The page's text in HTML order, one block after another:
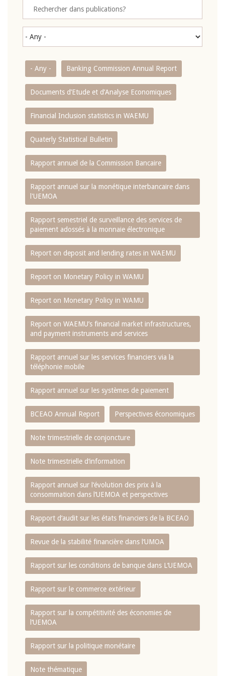
- Any - Banking Commission Annual Report
Documents d’Etude et d’Analyse Economiques
Financial Inclusion statistics in WAEMU
Quaterly Statistical Bulletin
Rapport annuel de la Commission Bancaire
Rapport annuel sur la monétique interbancaire dans
l'UEMOA
Rapport semestriel de surveillance des services de
paiement adossés à la monnaie électronique
Report on deposit and lending rates in WAEMU
Report on Monetary Policy in WAMU
Report on Monetary Policy in WAMU
Report on WAEMU’s financial market infrastructures,
and payment instruments and services
Rapport annuel sur les services financiers via la
téléphonie mobile
Rapport annuel sur les systèmes de paiement
BCEAO Annual Report Perspectives économiques
Note trimestrielle de conjoncture
Note trimestrielle d‘information
Rapport annuel sur l‘évolution des prix à la
consommation dans l‘UEMOA et perspectives
Rapport d‘audit sur les états financiers de la BCEAO
Revue de la stabilité financière dans l‘UMOA
Rapport sur les conditions de banque dans L‘UEMOA
Rapport sur le commerce extérieur
Rapport sur la compétitivité des économies de
l‘UEMOA
Rapport sur la politique monétaire
Note thématique